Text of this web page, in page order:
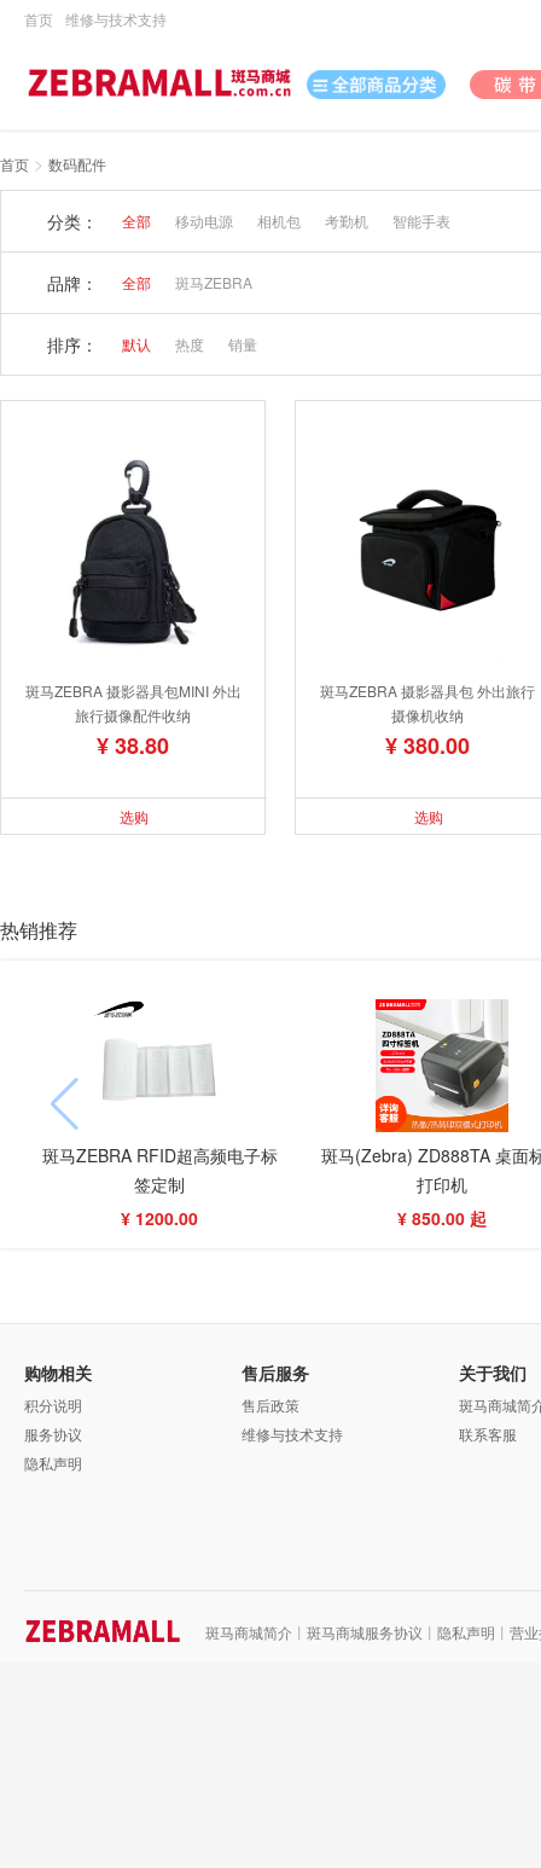
首页 维修与技术支持
打印机
数据采集
数码
办公用品
电脑、办公
日用百货
休闲娱乐
首页 > 数码配件
分类： 全部 移动电源 相机包 考勤机 智能手表
品牌： 全部 斑马ZEBRA
排序： 默认 热度 销量
斑马ZEBRA 摄影器具包MINI 外出
旅行摄像配件收纳
¥ 38.80
选购
斑马ZEBRA 摄影器具包 外出旅行
摄像机收纳
¥ 380.00
选购
热销推荐
斑马ZEBRA RFID超高频电子标
签定制
¥ 1200.00
斑马(Zebra) ZD888TA 桌面
打印机
¥ 850.00 起
购物相关
积分说明
服务协议
隐私声明
售后服务
售后政策
维修与技术支持
关于我们
斑马商城简
联系客服
斑马商城简介 丨 斑马商城服务协议 丨 隐私声明 丨 营